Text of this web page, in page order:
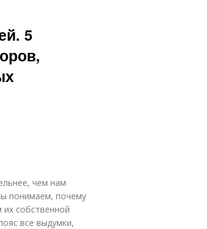
5
чем нам
понимаем, почему
собственной
все выдумки,